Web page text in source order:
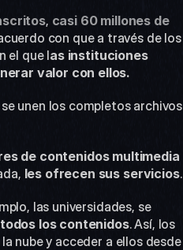
, casi 60 millones de
con que a través de los
el que las instituciones
valor con ellos.
unen los completos archivos
de contenidos multimedia
les ofrecen sus servicios.
las universidades, se
los contenidos. Así, los
nube y acceder a ellos desde